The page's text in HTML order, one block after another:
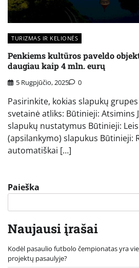
TURIZMAS IR KELIONĖS
Penkiems kultūros paveldo
daugiau kaip 4 mln. eurų
5 Rugpjūčio, 2025 0
Pasirinkite, kokias slapukų
svetainė atliks: Būtinieji: Atsimins
slapukų nustatymus Būtinieji:
(apsilankymo) slapukus Būtinieji:
automatiškai […]
Paieška
Naujausi įrašai
Kodėl pasaulio futbolo čempionatas yra
projektų pasaulyje?